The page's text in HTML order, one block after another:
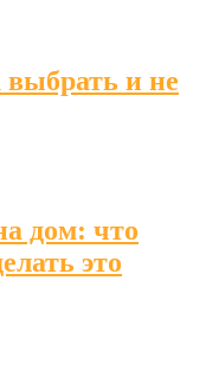
и не
дом: что
это